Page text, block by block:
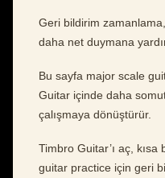
Geri bildirim
daha net duymana
Bu sayfa major scale
Guitar içinde daha
çalışmaya dönüştürür.
Timbro Guitar’ı aç,
guitar practice için geri